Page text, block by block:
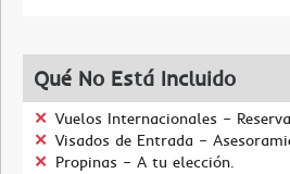
Qué No Está Incluido
Vuelos Internacionales –
Visados de Entrada –
Propinas – A tu elección.